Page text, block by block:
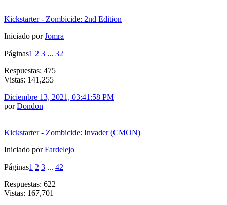
Kickstarter - Zombicide: 2nd Edition
Iniciado porJomra
Páginas1 2 3 ... 32
Respuestas: 475
Vistas: 141,255
Diciembre 13, 2021, 03:41:58 PM
porDondon
Kickstarter - Zombicide: Invader (CMON)
Iniciado porFardelejo
Páginas1 2 3 ... 42
Respuestas: 622
Vistas: 167,701